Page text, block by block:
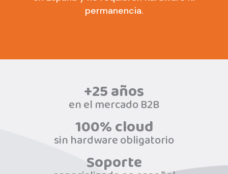
permanencia.
+25 años
en el mercado B2B
100% cloud
sin hardware obligatorio
Soporte